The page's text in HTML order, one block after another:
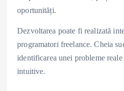
oportunități.
Dezvoltarea poate fi realizată
programatori freelance. Cheia
identificarea unei probleme
intuitive.